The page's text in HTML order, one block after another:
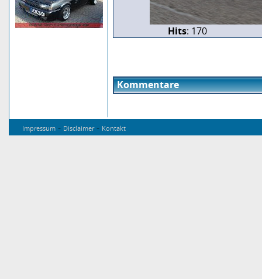
Hits: 170
Kommentare
Impressum - Disclaimer- Kontakt